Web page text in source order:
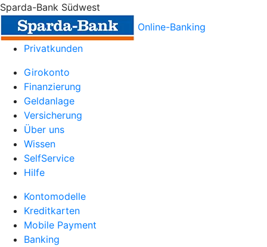
Sparda-Bank Südwest
Online-Banking
Privatkunden
Girokonto
Finanzierung
Geldanlage
Versicherung
Über uns
Wissen
SelfService
Hilfe
Kontomodelle
Kreditkarten
Mobile Payment
Banking